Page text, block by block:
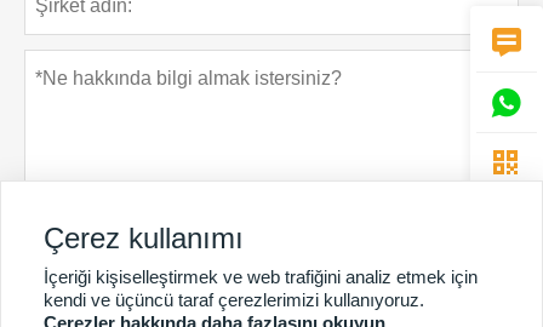
Gönder Gizlilik Politikası



Çerez kullanımı
İçeriği kişiselleştirmek ve web trafiğini analiz etmek için
kendi ve üçüncü taraf çerezlerimizi kullanıyoruz.
Çerezler hakkında daha fazlasını okuyun